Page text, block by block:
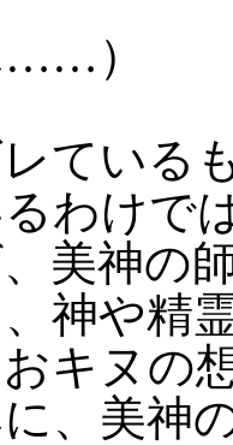
……）
ている
わけで
美神の
神や精
キヌの
、美神